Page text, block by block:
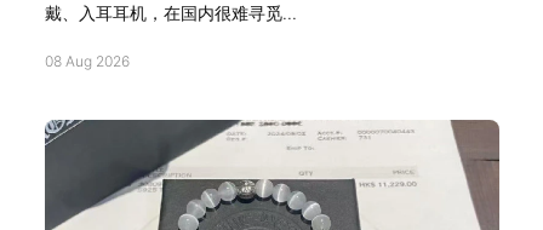
戴、入耳耳机，在国内很难寻觅...
08 Aug 2026